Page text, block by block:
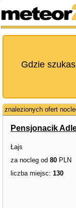
Gdzie
znalezionych ofert
Pensjonacik
Łajs
za nocleg od 80 PLN
liczba miejsc: 130